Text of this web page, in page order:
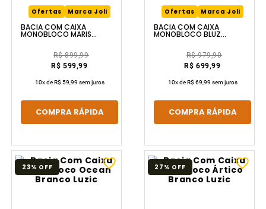
Ofertas Marca Joli
BACIA COM CAIXA
MONOBLOCO MARIS
R$ 899,99
R$ 599,99
10x deR$ 59,99 sem juros
COMPRA RÁPIDA
Ofertas Marca Joli
BACIA COM CAIXA
MONOBLOCO BLUZ
R$ 979,90
R$ 699,99
10x deR$ 69,99 sem juros
COMPRA RÁPIDA
23% OFF 27% OFF